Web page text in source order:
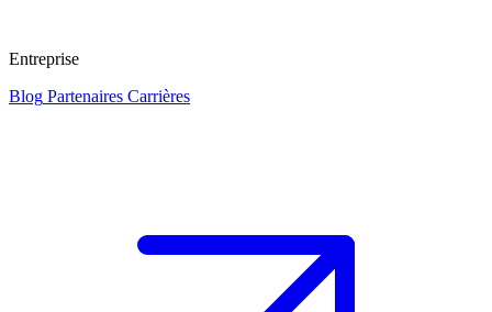
Entreprise
Blog Partenaires Carrières